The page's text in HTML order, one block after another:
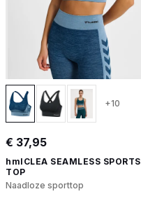
+10
€ 37,95
hmlCLEA SEAMLESS SPORTS
TOP
Naadloze sporttop